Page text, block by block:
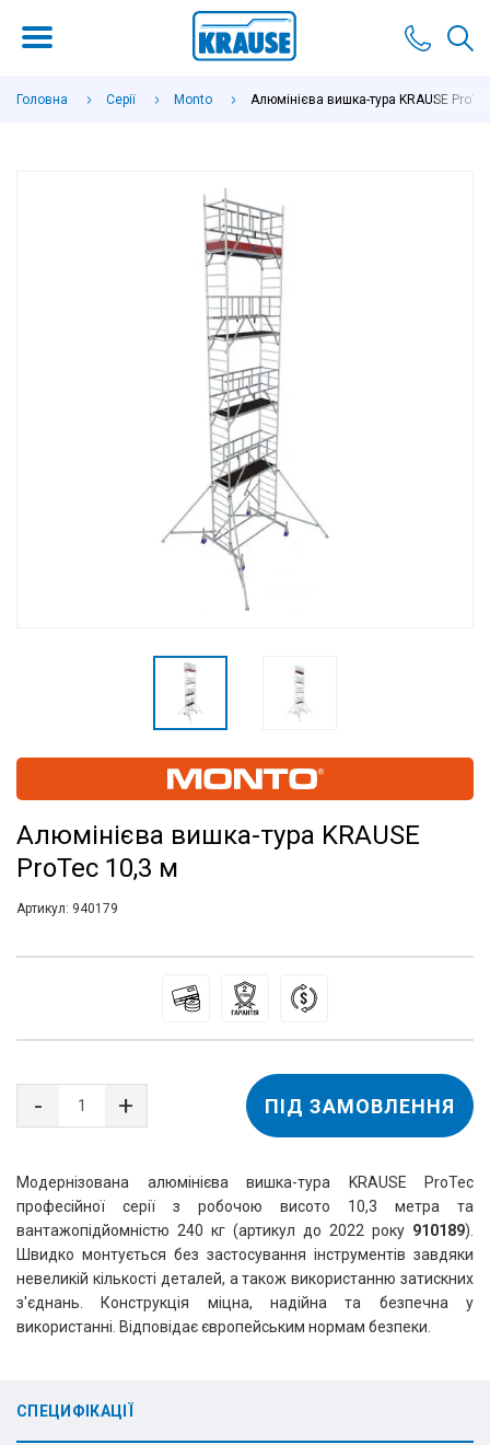
Головна Серії Monto Алюмінієва вишка-тура KRAUSE
Алюмінієва вишка-тура KRAUSE
ProTec 10,3 м
Артикул: 940179
Модернізована алюмінієва вишка-тура KRAUSE ProTec
професійної серії з робочою висото 10,3 метра та
вантажопідйомністю 240 кг (артикул до 2022 року 910189).
Швидко монтується без застосування інструментів завдяки
невеликій кількості деталей, а також використанню затискних
з'єднань. Конструкція міцна, надійна та безпечна у
використанні. Відповідає європейським нормам безпеки.
ПІД ЗАМОВЛЕННЯ
СПЕЦИФІКАЦІЇ